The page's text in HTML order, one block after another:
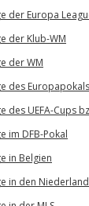
der Europa
der Klub-WM
der WM
des
des UEFA-Cups
im DFB-Pokal
in Belgien
in den